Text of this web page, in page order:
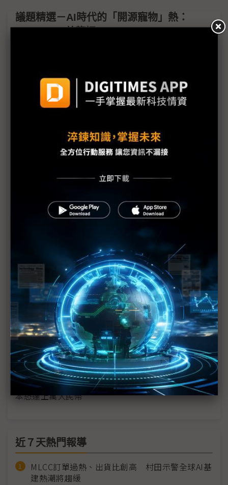
議題精選－AI時代的「開源寵物」熱：
遏止OpenClaw爆紅風險 中國國安部出手監管「養
龍蝦」
OpenClaw養龍蝦爆紅 NVIDIA打造NemoClaw應戰
英特爾中國推18A晶片「養龍蝦」方案 不讓蘋果
Mac mini專美於前
押注OpenClaw熱潮 阿里巴巴擬推企業AI代理
資安威脅有切身之痛 專家：「龍蝦」棄養潮已現
蘋果Mac mini變身AI「養蝦機」 新創改造外接GPU
「龍蝦熱」迅速席捲全中國 考驗北京AI治理韌性
Perplexity發布自家「龍蝦」 點名Mac mini專用運
行設備
AI「養龍蝦」熱過頭官方急踩煞車？ 金融機構紛示
警風險
科技1分鐘：OpenClaw為何在中國竄紅？
OpenClaw熱潮引發中國Mac mini一度售罄 算力成
本恐達上萬人民幣
近７天熱門報導
MLCC訂單過熱、出貨比創高 村田示警全球AI基
建熱潮將趨緩